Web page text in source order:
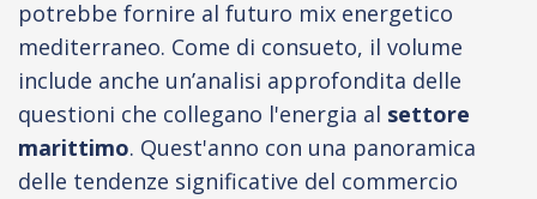
potrebbe fornire al futuro mix energetico
mediterraneo. Come di consueto, il volume
include anche un’analisi approfondita delle
questioni che collegano l'energia al settore
marittimo. Quest'anno con una panoramica
delle tendenze significative del commercio